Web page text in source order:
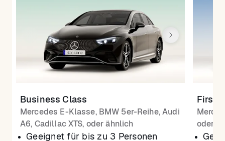
Business Class
Mercedes E-Klasse, BMW 5er-Reihe, Audi
A6, Cadillac XTS, oder ähnlich
Geeignet für bis zu 3 Personen
First
oder